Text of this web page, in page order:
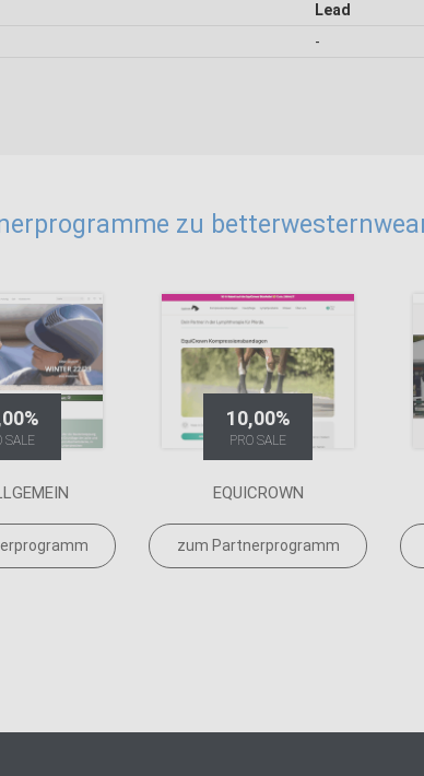
Lead
-
zu
SALE
10,00%
PRO SALE
EQUICROWN
zum Partnerprogramm